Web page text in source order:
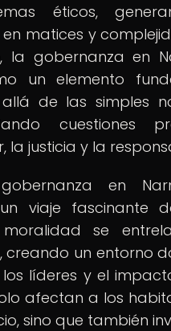
éticos,
matices y
la gobernanza en
un elemento
de las simples
cuestiones
la justicia y la
en
viaje fascinante
se
creando un entorno
líderes y el
afectan a los
sino que también